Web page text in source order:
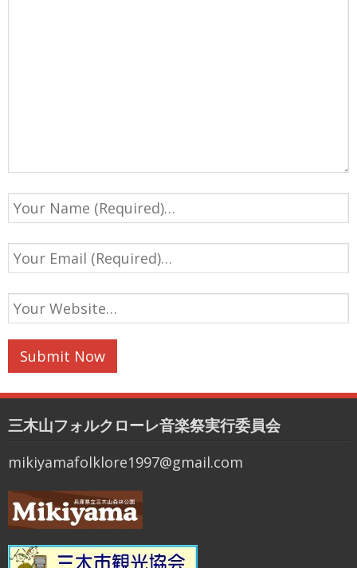
三木山フォルクローレ音楽祭実行委員会
mikiyamafolklore1997@gmail.com